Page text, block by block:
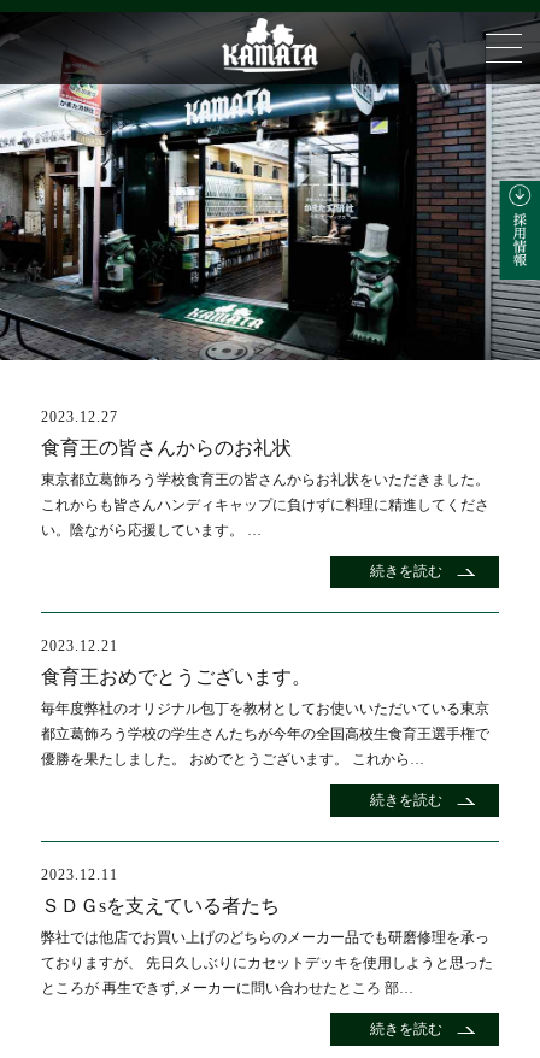
ブログ
2023.12.27
食育王の皆さんからのお礼状
東京都立葛飾ろう学校食育王の皆さんからお礼状をいただきました。
これからも皆さんハンディキャップに負けずに料理に精進してくださ
い。陰ながら応援しています。 …
続きを読む
2023.12.21
食育王おめでとうございます。
毎年度弊社のオリジナル包丁を教材としてお使いいただいている東京
都立葛飾ろう学校の学生さんたちが今年の全国高校生食育王選手権で
優勝を果たしました。 おめでとうございます。 これから…
続きを読む
2023.12.11
ＳＤＧsを支えている者たち
弊社では他店でお買い上げのどちらのメーカー品でも研磨修理を承っ
ておりますが、 先日久しぶりにカセットデッキを使用しようと思った
ところが 再生できず,メーカーに問い合わせたところ 部…
続きを読む